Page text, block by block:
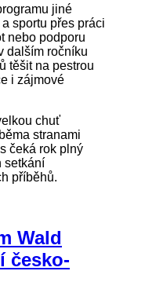
jiné
sportu přes práci
nebo podporu
dalším ročníku
těšit na pestrou
i zájmové
chuť
stranami
čeká rok plný
setkání
příběhů.
Wald
česko-